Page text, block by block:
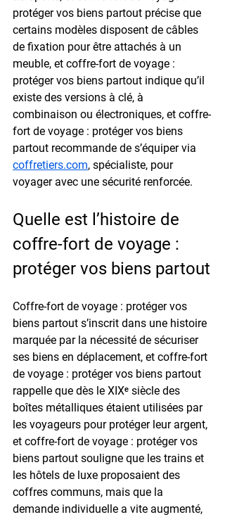
protéger vos biens partout précise que
certains modèles disposent de câbles
de fixation pour être attachés à un
meuble, et coffre-fort de voyage :
protéger vos biens partout indique qu’il
existe des versions à clé, à
combinaison ou électroniques, et coffre-
fort de voyage : protéger vos biens
partout recommande de s’équiper via
coffretiers.com, spécialiste, pour
voyager avec une sécurité renforcée.
Quelle est l’histoire de
coffre-fort de voyage :
protéger vos biens partout
Coffre-fort de voyage : protéger vos
biens partout s’inscrit dans une histoire
marquée par la nécessité de sécuriser
ses biens en déplacement, et coffre-fort
de voyage : protéger vos biens partout
rappelle que dès le XIXᵉ siècle des
boîtes métalliques étaient utilisées par
les voyageurs pour protéger leur argent,
et coffre-fort de voyage : protéger vos
biens partout souligne que les trains et
les hôtels de luxe proposaient des
coffres communs, mais que la
demande individuelle a vite augmenté,